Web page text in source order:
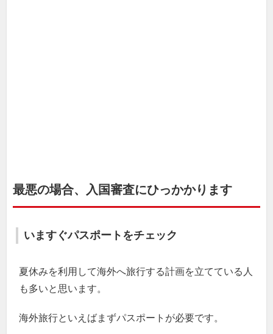
最悪の場合、入国審査にひっかかります
いますぐパスポートをチェック
夏休みを利用して海外へ旅行する計画を立てている人
も多いと思います。
海外旅行といえばまずパスポートが必要です。